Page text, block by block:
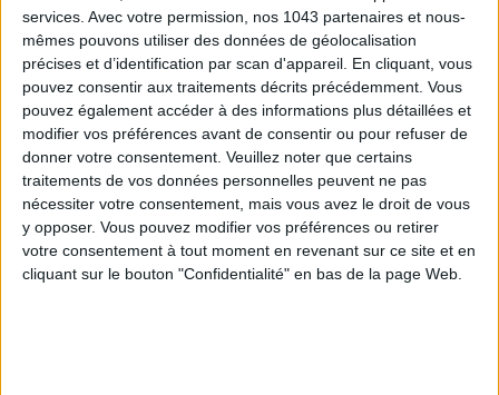
services. Avec votre permission, nos 1043 partenaires et nous-
mêmes pouvons utiliser des données de géolocalisation
précises et d’identification par scan d'appareil. En cliquant, vous
pouvez consentir aux traitements décrits précédemment. Vous
pouvez également accéder à des informations plus détaillées et
modifier vos préférences avant de consentir ou pour refuser de
donner votre consentement. Veuillez noter que certains
traitements de vos données personnelles peuvent ne pas
nécessiter votre consentement, mais vous avez le droit de vous
y opposer. Vous pouvez modifier vos préférences ou retirer
votre consentement à tout moment en revenant sur ce site et en
cliquant sur le bouton "Confidentialité" en bas de la page Web.
ADOPT PARFUMS RÉVOLUTIONNE LA PARFUMERIE MADE IN FRANCE À PETIT PRIX